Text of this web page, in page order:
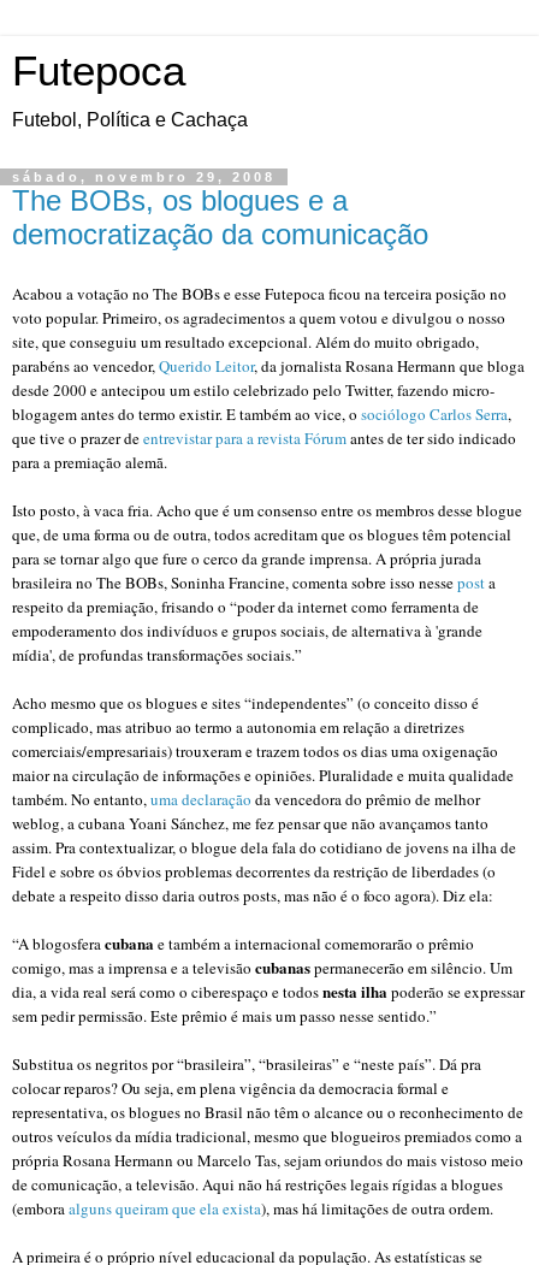
Futepoca
Futebol, Política e Cachaça
sábado, novembro 29, 2008
The BOBs, os blogues e a
democratização da comunicação
Acabou a votação no The BOBs e esse Futepoca ficou na terceira posição no
voto popular. Primeiro, os agradecimentos a quem votou e divulgou o nosso
site, que conseguiu um resultado excepcional. Além do muito obrigado,
parabéns ao vencedor,Querido Leitor, da jornalista Rosana Hermann que bloga
desde 2000 e antecipou um estilo celebrizado pelo Twitter, fazendo micro-
blogagem antes do termo existir. E também ao vice, o sociólogo Carlos Serra,
que tive o prazer deentrevistar para a revista Fórumantes de ter sido indicado
para a premiação alemã.
Isto posto, à vaca fria. Acho que é um consenso entre os membros desse blogue
que, de uma forma ou de outra, todos acreditam que os blogues têm potencial
para se tornar algo que fure o cerco da grande imprensa. A própria jurada
brasileira no The BOBs, Soninha Francine, comenta sobre isso nesseposta
respeito da premiação, frisando o “poder da internet como ferramenta de
empoderamento dos indivíduos e grupos sociais, de alternativa à 'grande
mídia', de profundas transformações sociais.”
Acho mesmo que os blogues e sites “independentes” (o conceito disso é
complicado, mas atribuo ao termo a autonomia em relação a diretrizes
comerciais/empresariais)trouxeram e trazem todos os dias uma oxigenação
maior na circulação de informações e opiniões. Pluralidade e muita qualidade
também. No entanto,uma declaração da vencedora do prêmio de melhor
weblog, a cubana Yoani Sánchez, me fez pensar que não avançamos tanto
assim. Pra contextualizar, o blogue dela fala do cotidiano de jovens na ilha de
Fidel e sobre os óbvios problemas decorrentes da restrição de liberdades (o
debate a respeito disso daria outros posts, mas não é o foco agora). Diz ela:
“A blogosferacubana e também a internacional comemorarão o prêmio
comigo, mas a imprensa e a televisão cubanaspermanecerão em silêncio. Um
dia, a vida real será como o ciberespaço e todosnesta ilha poderão se expressar
sem pedir permissão. Este prêmio é mais um passo nesse sentido.”
Substitua os negritos por “brasileira”, “brasileiras” e “neste país”. Dá pra
colocar reparos? Ou seja, em plena vigência da democracia formal e
representativa, os blogues no Brasil não têm o alcance ou o reconhecimento de
outros veículos da mídia tradicional, mesmo que blogueiros premiados como a
própria Rosana Hermann ou Marcelo Tas, sejam oriundos do mais vistoso meio
de comunicação, a televisão. Aqui não há restrições legais rígidas a blogues
(emboraalguns queiram que ela exista), mas há limitações de outra ordem.
A primeira é o próprio nível educacional da população. As estatísticas se